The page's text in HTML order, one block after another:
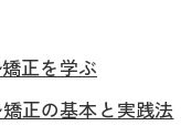
正を学ぶ
正の基本と実践法